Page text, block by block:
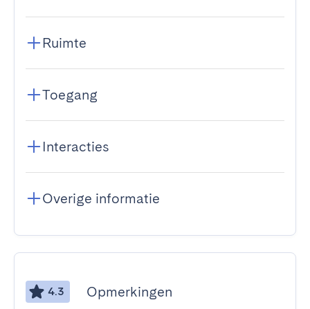
Ruimte
Toegang
Interacties
Overige informatie
4.3 Opmerkingen